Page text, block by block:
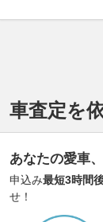
車査定を
あなたの愛車
申込み最短3時間
せ！